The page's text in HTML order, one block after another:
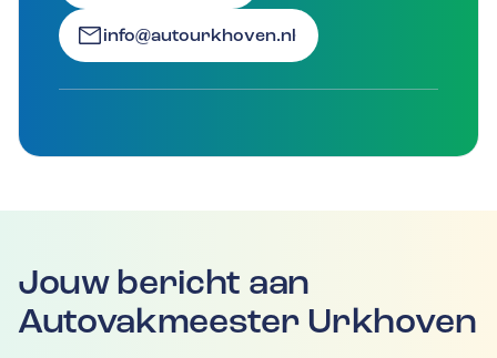
info@autourkhoven.nl
Jouw bericht aan
Autovakmeester Urkhoven